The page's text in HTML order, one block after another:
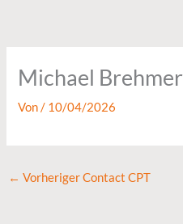
Michael Brehmer
Von/ 10/04/2026
← Vorheriger Contact CPT